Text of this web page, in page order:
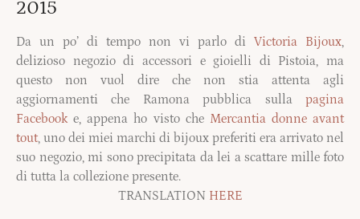
2015
Da un po’ di tempo non vi parlo di Victoria Bijoux,
delizioso negozio di accessori e gioielli di Pistoia, ma
questo non vuol dire che non stia attenta agli
aggiornamenti che Ramona pubblica sulla pagina
Facebooke, appena ho visto che Mercantia donne avant
tout, uno dei miei marchi di bijoux preferiti era arrivato nel
suo negozio, mi sono precipitata da lei a scattare mille foto
di tutta la collezione presente.
TRANSLATION HERE